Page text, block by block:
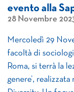
evento alla
28 Novembre
Mercoledì 29
facoltà di
Roma, si terrà la
genere’,